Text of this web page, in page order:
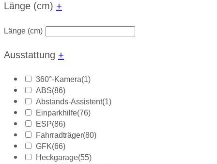
Länge (cm) +
Länge (cm)
Ausstattung +
360°-Kamera(1)
ABS(86)
Abstands-Assistent(1)
Einparkhilfe(76)
ESP(86)
Fahrradträger(80)
GFK(66)
Heckgarage(55)